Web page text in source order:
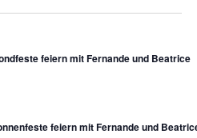
feiern mit Fernande und Beatrice
feiern mit Fernande und